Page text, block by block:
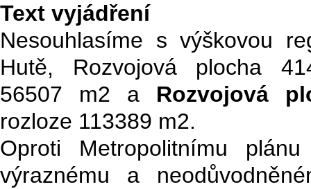
Text vyjádření
Nesouhlasíme s výškovou
Hutě, Rozvojová plocha
56507 m2 a Rozvojová
rozloze 113389 m2.
Oproti Metropolitnímu
výraznému a